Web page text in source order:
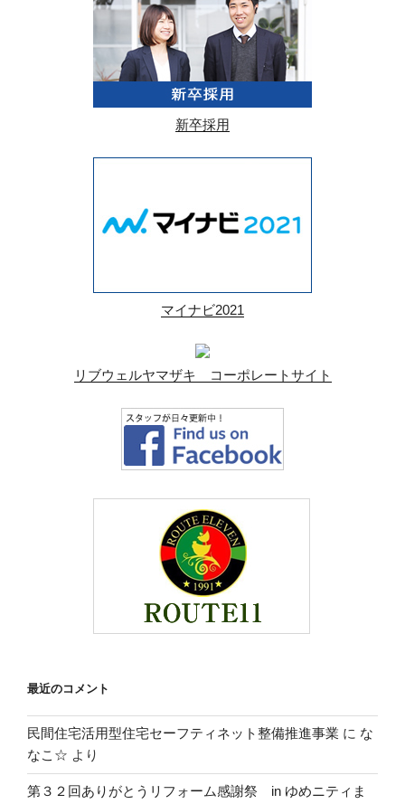
新卒採用
マイナビ2021
リブウェルヤマザキ コーポレートサイト
最近のコメント
民間住宅活用型住宅セーフティネット整備推進事業 に な
なこ☆ より
第３２回ありがとうリフォーム感謝祭 in ゆめニティま